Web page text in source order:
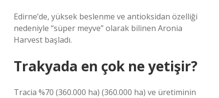
Edirne’de, yüksek beslenme ve antioksidan özelliği
nedeniyle “süper meyve” olarak bilinen Aronia
Harvest başladı.
Trakyada en çok ne yetişir?
Tracia %70 (360.000 ha) (360.000 ha) ve üretiminin